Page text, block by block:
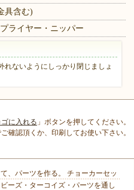
具含む)
ライヤー・ニッパー
れないようにしっかり閉じましょ
に入れる 」ボタンを押してください。
確認頂くか、印刷してお使い下さい。
、パーツを作る。 チョーカーセッ
ーズ・ターコイズ・パーツを通し